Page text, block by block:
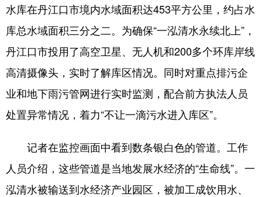
水库在丹江口市境内水域面积达453平方公里，约占水
库总水域面积三分之二。为确保“一泓清水永续北上”，
丹江口市投用了高空卫星、无人机和200多个环库岸线
高清摄像头，实时了解库区情况。同时对重点排污企
业和地下雨污管网进行实时监测，配合前方执法人员
处置异常情况，着力“不让一滴污水进入库区”。
记者在监控画面中看到数条银白色的管道。工作
人员介绍，这些管道是当地发展水经济的“生命线”。一
泓清水被输送到水经济产业园区，被加工成饮用水、